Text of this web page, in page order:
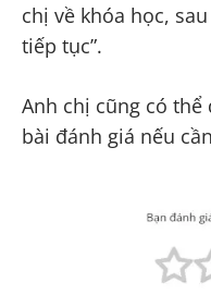
chị về khóa học,
tiếp tục”.
Anh chị cũng có thể
bài đánh giá nếu